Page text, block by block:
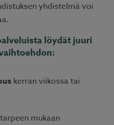
yhdistelmä voi
löydät juuri
kerran viikossa tai
tarpeen mukaan